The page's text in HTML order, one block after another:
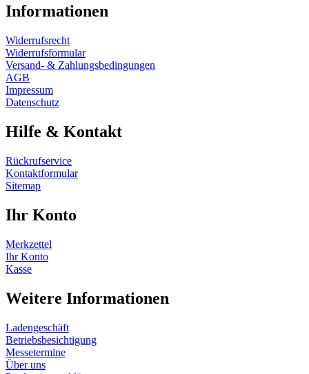
Informationen
Widerrufsrecht
Widerrufsformular
Versand- & Zahlungsbedingungen
AGB
Impressum
Datenschutz
Hilfe & Kontakt
Rückrufservice
Kontaktformular
Sitemap
Ihr Konto
Merkzettel
Ihr Konto
Kasse
Weitere Informationen
Ladengeschäft
Betriebsbesichtigung
Messetermine
Über uns